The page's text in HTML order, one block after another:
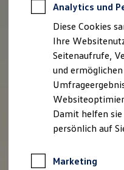
Autokredit
Versicherungen
Kfz-
Garantien
Wartungsverträge
Geschäftskunden
Großkunden
Behörden
Elektromobilität
Elektroautos
Analytics und
Diese Cookies
Ihre
Seitenaufrufe,
und
Damit helfen
persönlich auf
Marketing